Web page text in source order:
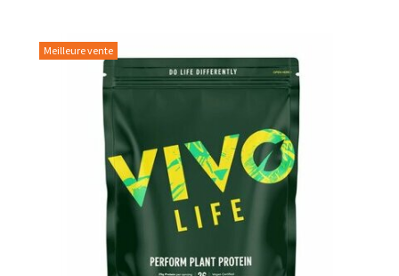
L’ÉQUILIBRE PARFAIT ENTRE DOUCEUR ET INTENSITÉ
Un café riche avec un soupçon de caramel pour un
moment de pure détente… ou de concentration avant le
prochain défi.
Une énergie immédiate et stable, sans pic de glycémie,
qui vous accompagne toute la matinée et un allié parfait
après l’entraînement.
Meilleure vente